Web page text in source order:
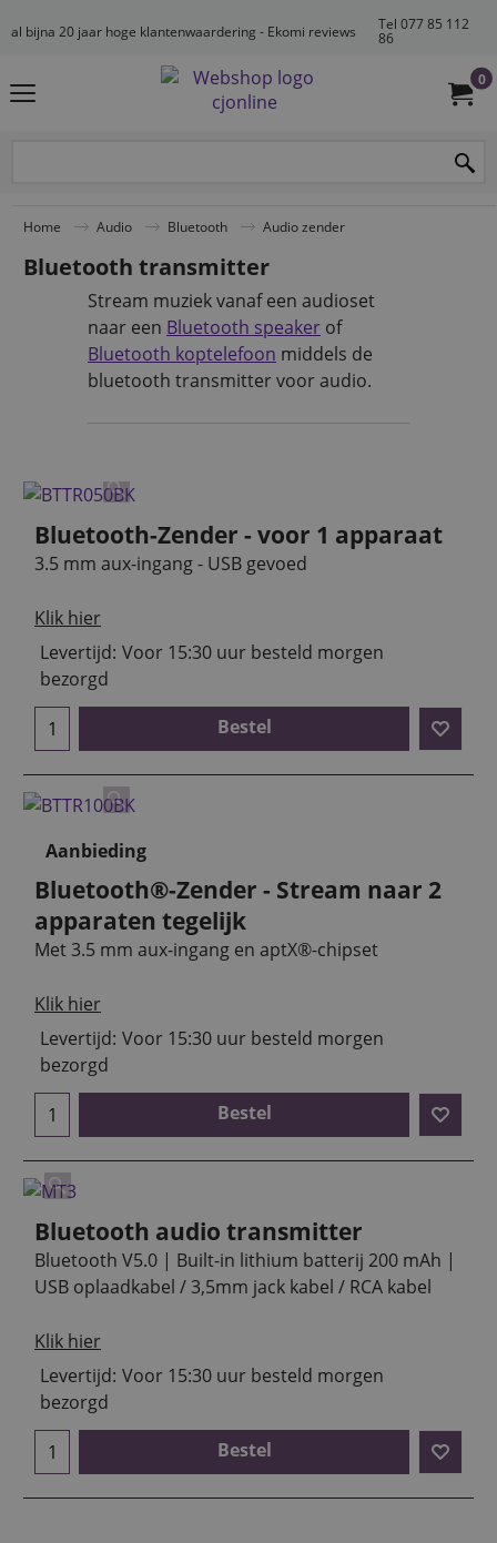
al bijna 20 jaar hoge klantenwaardering - Ekomi reviews
Tel 077 85 112
86
0
Home Audio Bluetooth Audio zender
Bluetooth transmitter
Stream muziek vanaf een audioset
naar een Bluetooth speaker of
Bluetooth koptelefoon middels de
bluetooth transmitter voor audio.
Bluetooth-Zender - voor 1 apparaat
3.5 mm aux-ingang - USB gevoed
Klik hier
Levertijd: Voor 15:30 uur besteld morgen
bezorgd
Bestel
Aanbieding
Bluetooth®-Zender - Stream naar 2
apparaten tegelijk
Met 3.5 mm aux-ingang en aptX®-chipset
Klik hier
Levertijd: Voor 15:30 uur besteld morgen
bezorgd
Bestel
Bluetooth audio transmitter
Bluetooth V5.0 | Built-in lithium batterij 200 mAh |
USB oplaadkabel / 3,5mm jack kabel / RCA kabel
Klik hier
Levertijd: Voor 15:30 uur besteld morgen
bezorgd
Bestel